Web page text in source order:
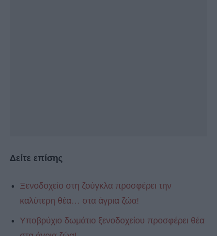
Δείτε επίσης
Ξενοδοχείο στη ζούγκλα προσφέρει την
καλύτερη θέα… στα άγρια ζώα!
Υποβρύχιο δωμάτιο ξενοδοχείου προσφέρει θέα